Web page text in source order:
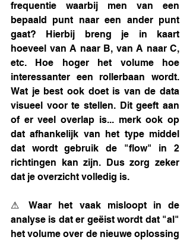
frequentie waarbij men van een
bepaald punt naar een ander punt
gaat? Hierbij breng je in kaart
hoeveel van A naar B, van A naar C,
etc. Hoe hoger het volume hoe
interessanter een rollerbaan wordt.
Wat je best ook doet is van de data
visueel voor te stellen. Dit geeft aan
of er veel overlap is... merk ook op
dat afhankelijk van het type middel
dat wordt gebruik de "flow" in 2
richtingen kan zijn. Dus zorg zeker
dat je overzicht volledig is.
⚠ Waar het vaak misloopt in de
analyse is dat er geëist wordt dat "al"
het volume over de nieuwe oplossing